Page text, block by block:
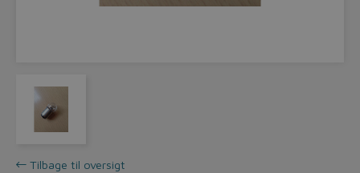
Tilbage til oversigt